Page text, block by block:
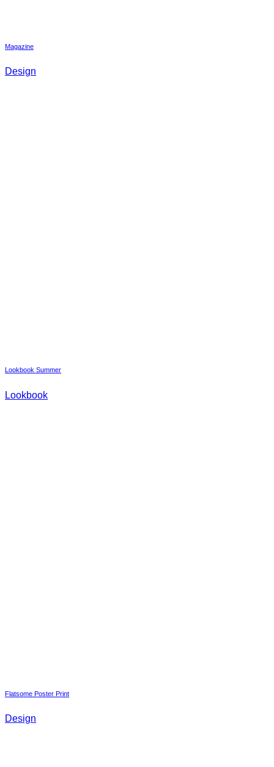
Magazine
Design
Lookbook Summer
Lookbook
Flatsome Poster Print
Design